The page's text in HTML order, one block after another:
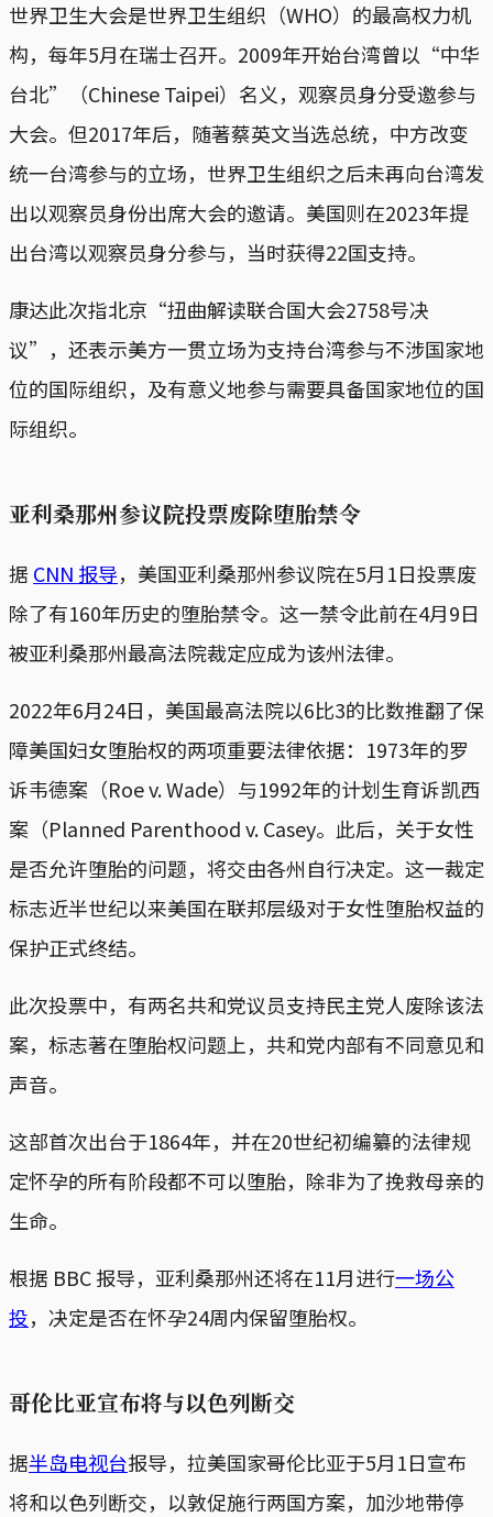
世界卫生大会是世界卫生组织（WHO）的最高权力机
构，每年5月在瑞士召开。2009年开始台湾曾以“中华
台北”（Chinese Taipei）名义，观察员身分受邀参与
大会。但2017年后，随著蔡英文当选总统，中方改变
统一台湾参与的立场，世界卫生组织之后未再向台湾发
出以观察员身份出席大会的邀请。美国则在2023年提
出台湾以观察员身分参与，当时获得22国支持。
康达此次指北京“扭曲解读联合国大会2758号决
议”，还表示美方一贯立场为支持台湾参与不涉国家地
位的国际组织，及有意义地参与需要具备国家地位的国
际组织。
亚利桑那州参议院投票废除堕胎禁令
据CNN 报导，美国亚利桑那州参议院在5月1日投票废
除了有160年历史的堕胎禁令。这一禁令此前在4月9日
被亚利桑那州最高法院裁定应成为该州法律。
2022年6月24日，美国最高法院以6比3的比数推翻了保
障美国妇女堕胎权的两项重要法律依据：1973年的罗
诉韦德案（Roe v. Wade）与1992年的计划生育诉凯西
案（Planned Parenthood v. Casey。此后，关于女性
是否允许堕胎的问题，将交由各州自行决定。这一裁定
标志近半世纪以来美国在联邦层级对于女性堕胎权益的
保护正式终结。
此次投票中，有两名共和党议员支持民主党人废除该法
案，标志著在堕胎权问题上，共和党内部有不同意见和
声音。
这部首次出台于1864年，并在20世纪初编纂的法律规
定怀孕的所有阶段都不可以堕胎，除非为了挽救母亲的
生命。
根据 BBC 报导，亚利桑那州还将在11月进行一场公
投，决定是否在怀孕24周内保留堕胎权。
哥伦比亚宣布将与以色列断交
据半岛电视台报导，拉美国家哥伦比亚于5月1日宣布
将和以色列断交，以敦促施行两国方案，加沙地带停